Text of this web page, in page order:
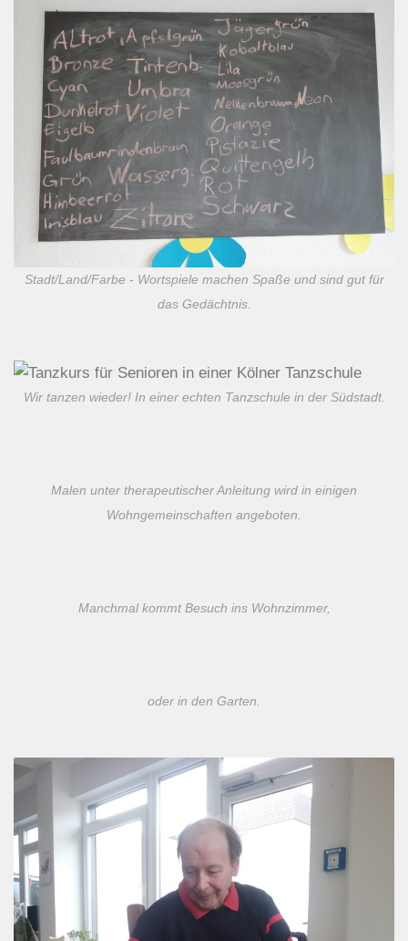
Stadt/Land/Farbe - Wortspiele machen Spaße und sind gut für
das Gedächtnis.
Wir tanzen wieder! In einer echten Tanzschule in der Südstadt.
Malen unter therapeutischer Anleitung wird in einigen
Wohngemeinschaften angeboten.
Manchmal kommt Besuch ins Wohnzimmer,
oder in den Garten.